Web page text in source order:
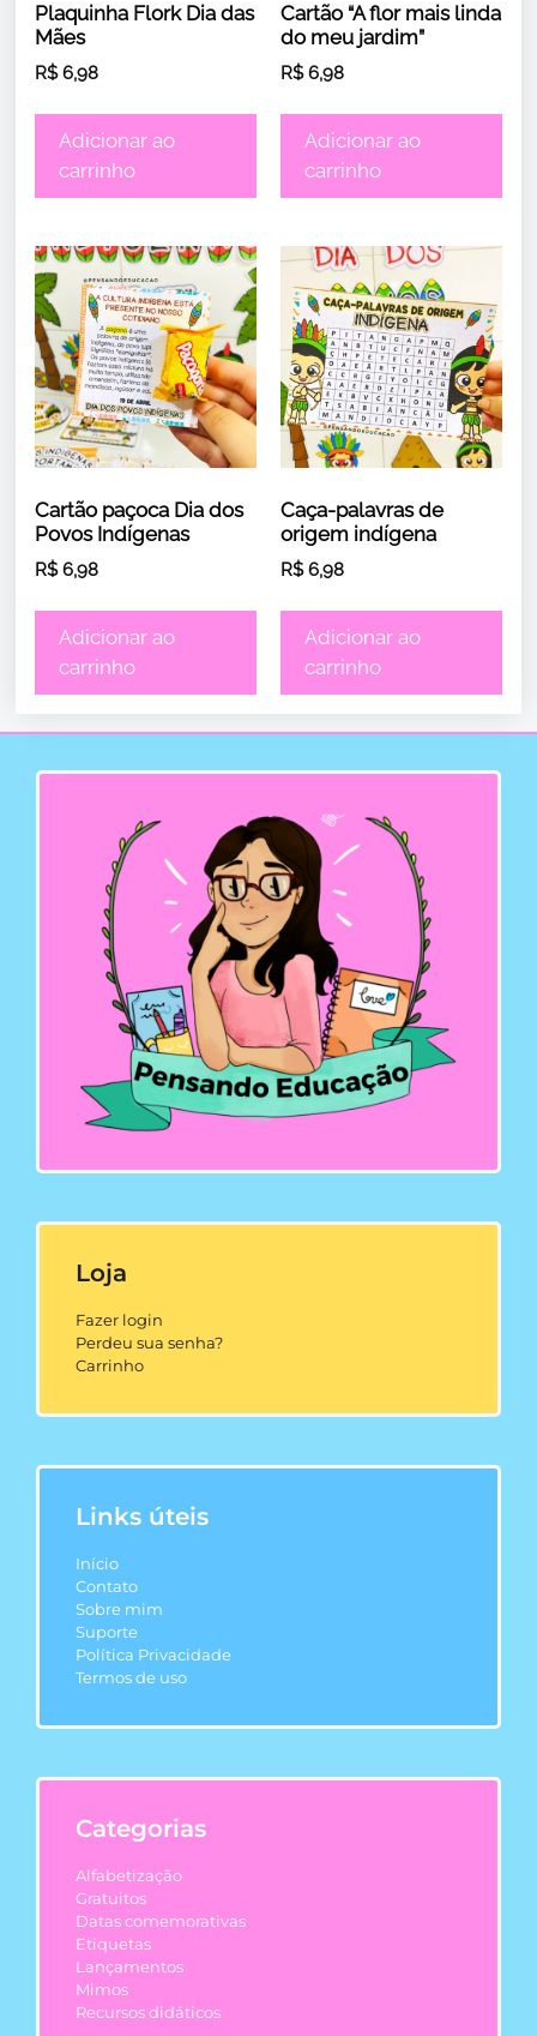
Plaquinha Flork Dia das
Mães
R$6,98
Adicionar ao
carrinho
Cartão “A flor mais linda
do meu jardim”
R$6,98
Adicionar ao
carrinho
Cartão paçoca Dia dos
Povos Indígenas
R$6,98
Adicionar ao
carrinho
Caça-palavras de
origem indígena
R$6,98
Adicionar ao
carrinho
Loja
Fazer login
Perdeu sua senha?
Carrinho
Links úteis
Início
Contato
Sobre mim
Suporte
Política Privacidade
Termos de uso
Categorias
Alfabetização
Gratuitos
Datas comemorativas
Etiquetas
Lançamentos
Mimos
Recursos didáticos